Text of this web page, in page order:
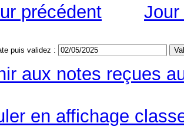
précédent
puis validez :
aux notes reçues
en affichage